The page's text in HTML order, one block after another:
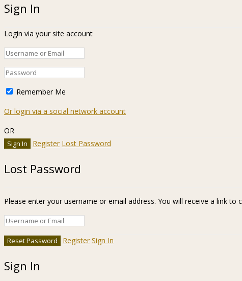
Sign In
Login via your site account
Remember Me
Or login via a social network account
OR
Register Lost Password
Lost Password
Please enter your username or email address. You will receive a link to
Register Sign In
Sign In